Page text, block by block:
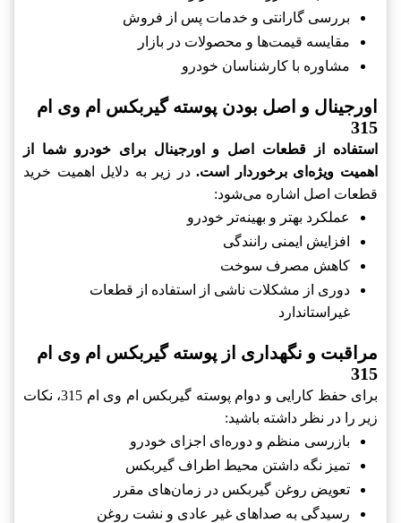
بررسی گارانتی و خدمات پس از فروش
مقایسه قیمت‌ها و محصولات در بازار
مشاوره با کارشناسان خودرو
اورجینال و اصل بودن پوسته گيربکس ام وی ام
315
استفاده از قطعات اصل و اورجینال برای خودرو شما از
اهمیت ویژه‌ای برخوردار است.در زیر به دلایل اهمیت خرید
قطعات اصل اشاره می‌شود:
عملکرد بهتر و بهینه‌تر خودرو
افزایش ایمنی رانندگی
کاهش مصرف سوخت
دوری از مشکلات ناشی از استفاده از قطعات
غیراستاندارد
مراقبت و نگهداری از پوسته گيربکس ام وی ام
315
برای حفظ کارایی و دوام پوسته گيربکس ام وی ام 315، نکات
زیر را در نظر داشته باشید:
بازرسی منظم و دوره‌ای اجزای خودرو
تمیز نگه داشتن محیط اطراف گيربکس
تعویض روغن گيربکس در زمان‌های مقرر
رسیدگی به صداهای غیر عادی و نشت روغن